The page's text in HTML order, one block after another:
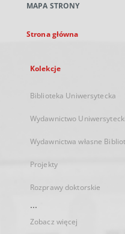
karcie
MAPA STRONY
Strona główna
Kolekcje
Biblioteka Uniwersytecka
Wydawnictwo
Wydawnictwa własne
Projekty
Rozprawy doktorskie
...
Zobacz więcej